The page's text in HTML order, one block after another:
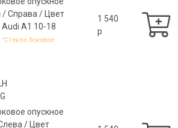
/ Справа / Цвет
A1 10-18
"Стекло боковое
1 540
p
опускное
/ Цвет